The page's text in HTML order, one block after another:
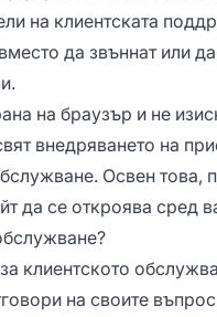
на клиентската
да звъннат или
на браузър и не
внедряването на
Освен това,
да се откроява сред
клиентското
на своите